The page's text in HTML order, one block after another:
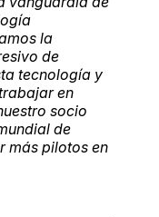
la
de
tecnología y
en
socio
de
más pilotos en